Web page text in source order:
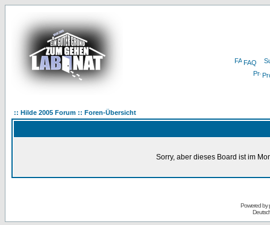
FAQ
:: Hilde 2005 Forum :: Foren-Übersicht
Sorry, aber dieses Board ist im
Powered by